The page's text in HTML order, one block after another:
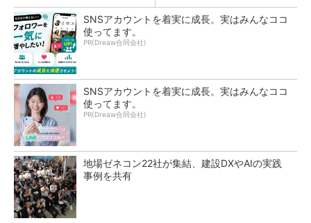
SNSアカウントを着実に成長。実はみんなココ
使ってます。
PR(Dreaw合同会社)
SNSアカウントを着実に成長。実はみんなココ
使ってます。
PR(Dreaw合同会社)
地場ゼネコン22社が集結、建設DXやAIの実践
事例を共有